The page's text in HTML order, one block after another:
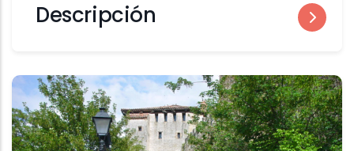
Descripción